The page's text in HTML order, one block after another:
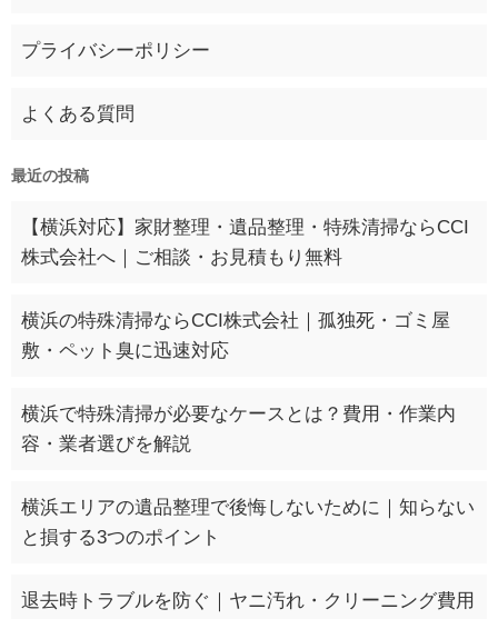
プライバシーポリシー
よくある質問
最近の投稿
【横浜対応】家財整理・遺品整理・特殊清掃ならCCI
株式会社へ｜ご相談・お見積もり無料
横浜の特殊清掃ならCCI株式会社｜孤独死・ゴミ屋
敷・ペット臭に迅速対応
横浜で特殊清掃が必要なケースとは？費用・作業内
容・業者選びを解説
横浜エリアの遺品整理で後悔しないために｜知らない
と損する3つのポイント
退去時トラブルを防ぐ｜ヤニ汚れ・クリーニング費用